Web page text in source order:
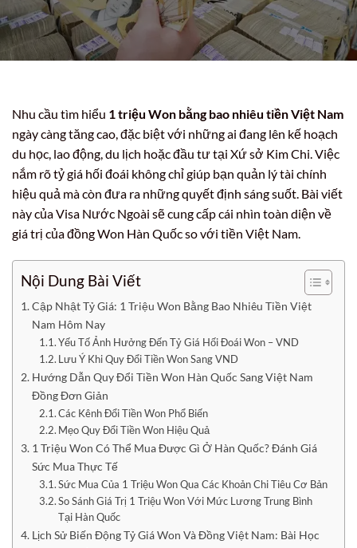
Nhu cầu tìm hiểu 1 triệu Won bằng bao nhiêu tiền Việt Nam
ngày càng tăng cao, đặc biệt với những ai đang lên kế hoạch
du học, lao động, du lịch hoặc đầu tư tại Xứ sở Kim Chi. Việc
nắm rõ tỷ giá hối đoái không chỉ giúp bạn quản lý tài chính
hiệu quả mà còn đưa ra những quyết định sáng suốt. Bài viết
này của Visa Nước Ngoài sẽ cung cấp cái nhìn toàn diện về
giá trị của đồng Won Hàn Quốc so với tiền Việt Nam.
Nội Dung Bài Viết
Cập Nhật Tỷ Giá: 1 Triệu Won Bằng Bao Nhiêu Tiền Việt
Nam Hôm Nay
Yếu Tố Ảnh Hưởng Đến Tỷ Giá Hối Đoái Won – VND
Lưu Ý Khi Quy Đổi Tiền Won Sang VND
Hướng Dẫn Quy Đổi Tiền Won Hàn Quốc Sang Việt Nam
Đồng Đơn Giản
Các Kênh Đổi Tiền Won Phổ Biến
Mẹo Quy Đổi Tiền Won Hiệu Quả
1 Triệu Won Có Thể Mua Được Gì Ở Hàn Quốc? Đánh Giá
Sức Mua Thực Tế
Sức Mua Của 1 Triệu Won Qua Các Khoản Chi Tiêu Cơ Bản
So Sánh Giá Trị 1 Triệu Won Với Mức Lương Trung Bình
Tại Hàn Quốc
Lịch Sử Biến Động Tỷ Giá Won Và Đồng Việt Nam: Bài Học